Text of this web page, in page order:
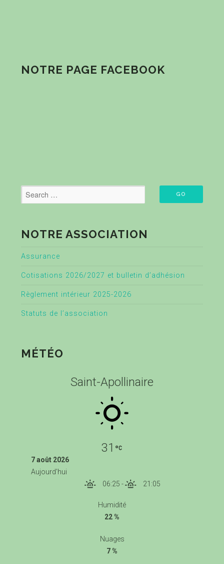
NOTRE PAGE FACEBOOK
NOTRE ASSOCIATION
Assurance
Cotisations 2026/2027 et bulletin d’adhésion
Règlement intérieur 2025-2026
Statuts de l’association
MÉTÉO
Saint-Apollinaire
31
7 août 2026
Aujourd'hui
06:25 - 21:05
Humidité
22 %
Nuages
7 %